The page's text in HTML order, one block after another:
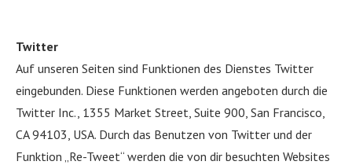
Twitter
Auf unseren Seiten sind Funktionen des Dienstes Twitter
eingebunden. Diese Funktionen werden angeboten durch die
Twitter Inc., 1355 Market Street, Suite 900, San Francisco,
CA 94103, USA. Durch das Benutzen von Twitter und der
Funktion „Re-Tweet“ werden die von dir besuchten Websites